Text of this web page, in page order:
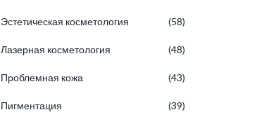
Эстетическая косметология (58)
Лазерная косметология (48)
Проблемная кожа (43)
Пигментация (39)